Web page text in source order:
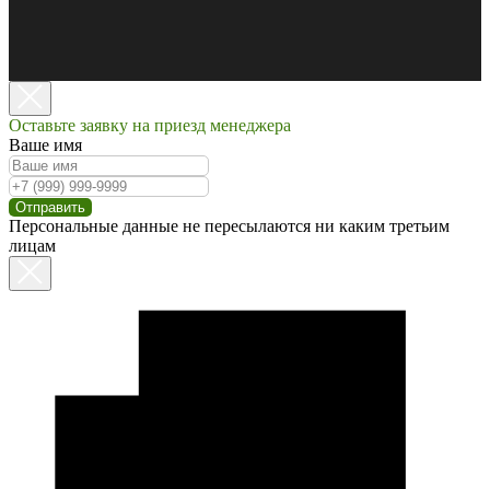
Оставьте заявку на приезд менеджера
Ваше имя
Отправить
Персональные данные не пересылаются ни каким третьим
лицам